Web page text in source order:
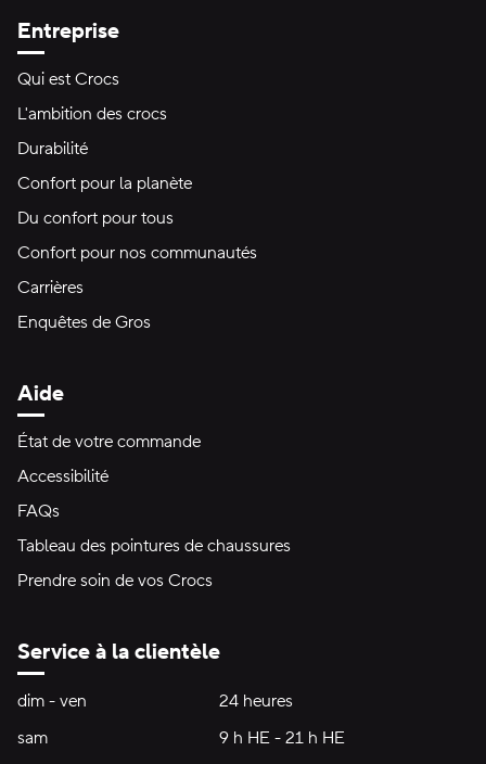
Entreprise
Qui est Crocs
L'ambition des crocs
Durabilité
Confort pour la planète
Du confort pour tous
Confort pour nos communautés
Carrières
Enquêtes de Gros
Aide
État de votre commande
Accessibilité
FAQs
Tableau des pointures de chaussures
Prendre soin de vos Crocs
Service à la clientèle
Heures d'ouverture:
dim - ven dimanche à vendredi24 heures24 heures
sam
9 h HE - 21 h HE9 h HE - 21 h HE